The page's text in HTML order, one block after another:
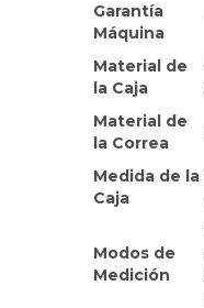
Garantía
Máquina
Material de
la Caja
Material de
la Correa
Medida de la
Caja
Modos de
Medición